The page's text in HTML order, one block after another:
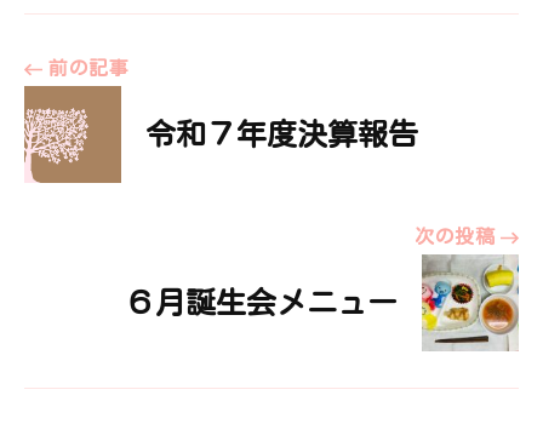
投
稿
ゲ
前の記事
令和７年度決算報告
次の投稿
６月誕生会メニュー